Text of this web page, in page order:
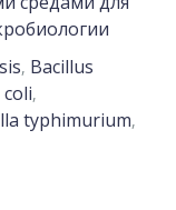
, Bacillus
coli,
typhimurium,